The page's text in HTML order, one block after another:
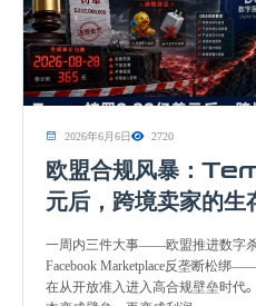
2026年6月6日 2720
欧盟合规风暴：
元后，跨境卖家的生
一周内三件大事——欧盟推进数字杀
Facebook Marketplace反垄断松绑
在从开放准入进入高合规壁垒时代